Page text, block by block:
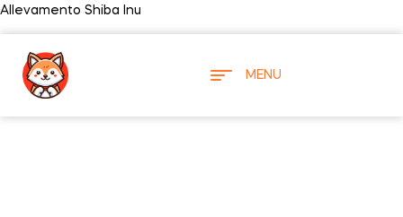
Allevamento Shiba Inu
MENU